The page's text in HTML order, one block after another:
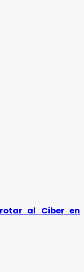
al Ciber en